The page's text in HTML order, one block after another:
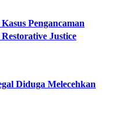
Pengancaman
Justice
Diduga Melecehkan